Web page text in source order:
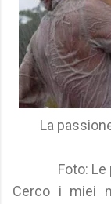
La
Foto:
Cerco i miei